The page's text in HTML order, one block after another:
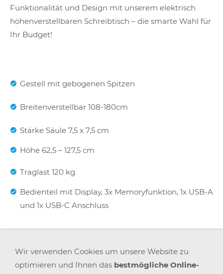
Funktionalität und Design mit unserem elektrisch
höhenverstellbaren Schreibtisch – die smarte Wahl für
Ihr Budget!
Gestell mit gebogenen Spitzen
Breitenverstellbar 108-180cm
Stärke Säule 7,5 x 7,5 cm
Höhe 62,5 – 127,5 cm
Traglast 120 kg
Bedienteil mit Display, 3x Memoryfunktion, 1x USB-A
und 1x USB-C Anschluss
Einfache und schnelle Montage
Wir verwenden Cookies um unsere Website zu
optimieren und Ihnen das bestmögliche Online-